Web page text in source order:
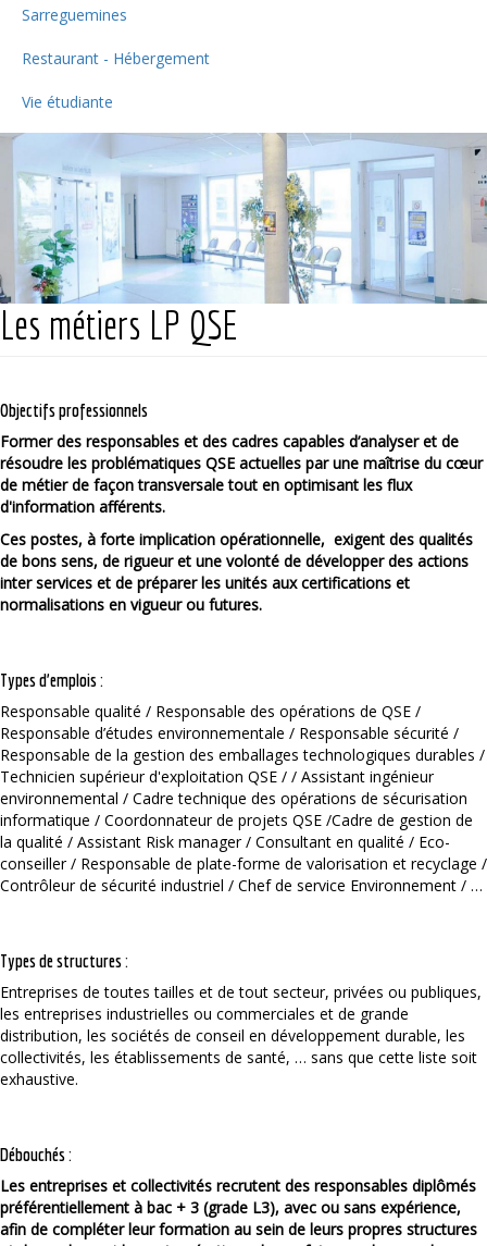
Sarreguemines
Restaurant - Hébergement
Vie étudiante
Les métiers LP QSE
Objectifs professionnels
Former des responsables et des cadres capables d’analyser et de
résoudre les problématiques QSE actuelles par une maîtrise du cœur
de métier de façon transversale tout en optimisant les flux
d'information afférents.
Ces postes, à forte implication opérationnelle, exigent des qualités
de bons sens, de rigueur et une volonté de développer des actions
inter services et de préparer les unités aux certifications et
normalisations en vigueur ou futures.
Types d’emplois :
Responsable qualité / Responsable des opérations de QSE /
Responsable d’études environnementale / Responsable sécurité /
Responsable de la gestion des emballages technologiques durables /
Technicien supérieur d'exploitation QSE / / Assistant ingénieur
environnemental / Cadre technique des opérations de sécurisation
informatique / Coordonnateur de projets QSE /Cadre de gestion de
la qualité / Assistant Risk manager / Consultant en qualité / Eco-
conseiller / Responsable de plate-forme de valorisation et recyclage /
Contrôleur de sécurité industriel / Chef de service Environnement / …
Types de structures :
Entreprises de toutes tailles et de tout secteur, privées ou publiques,
les entreprises industrielles ou commerciales et de grande
distribution, les sociétés de conseil en développement durable, les
collectivités, les établissements de santé, … sans que cette liste soit
exhaustive.
Débouchés :
Les entreprises et collectivités recrutent des responsables diplômés
préférentiellement à bac + 3 (grade L3), avec ou sans expérience,
afin de compléter leur formation au sein de leurs propres structures